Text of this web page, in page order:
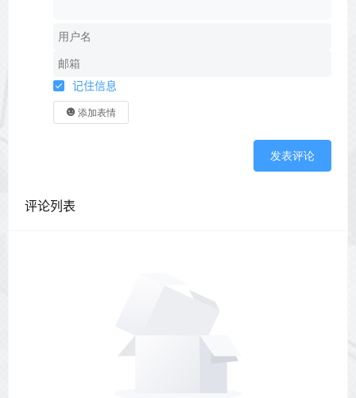
记住信息
添加表情
发表评论
评论列表